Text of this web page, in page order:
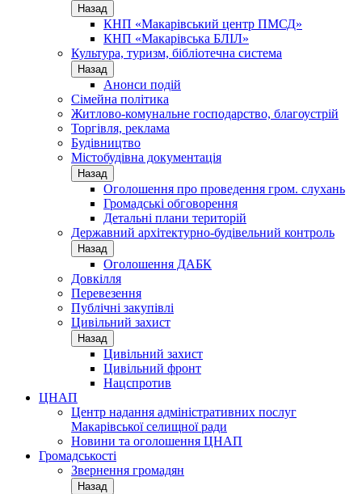
Назад
КНП «Макарівський центр ПМСД»
КНП «Макарівська БЛІЛ»
Культура, туризм, бібліотечна система
Назад
Анонси подій
Сімейна політика
Житлово-комунальне господарство, благоустрій
Торгівля, реклама
Будівництво
Містобудівна документація
Назад
Оголошення про проведення гром. слухань
Громадські обговорення
Детальні плани територій
Державний архітектурно-будівельний контроль
Назад
Оголошення ДАБК
Довкілля
Перевезення
Публічні закупівлі
Цивільний захист
Назад
Цивільний захист
Цивільний фронт
Нацспротив
ЦНАП
Центр надання адміністративних послуг
Макарівської селищної ради
Новини та оголошення ЦНАП
Громадськості
Звернення громадян
Назад